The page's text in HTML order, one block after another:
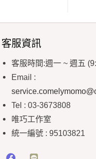
客服資訊
客服時間:週一 ~ 週五
Email :
Tel : 03-3673808
唯巧工作室
統一編號 : 95103821